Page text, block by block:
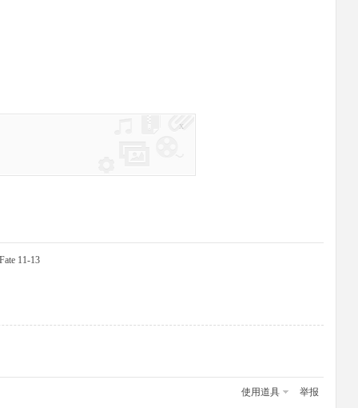
x
11-13
使用道具 举报